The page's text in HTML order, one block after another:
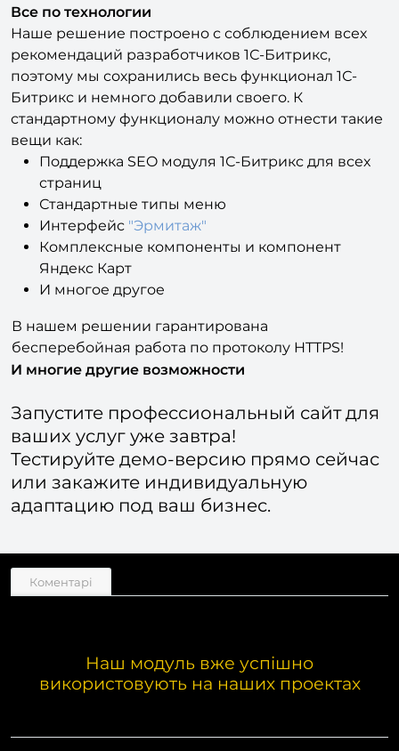
Все по технологии
Наше решение построено с соблюдением всех
рекомендаций разработчиков 1С-Битрикс,
поэтому мы сохранились весь функционал 1С-
Битрикс и немного добавили своего. К
стандартному функционалу можно отнести такие
вещи как:
Поддержка SEO модуля 1С-Битрикс для всех
страниц
Стандартные типы меню
Интерфейс"Эрмитаж"
Комплексные компоненты и компонент
Яндекс Карт
В нашем решении гарантирована
бесперебойная работа по протоколу HTTPS!
Запустите профессиональный сайт для
ваших услуг уже завтра!
Тестируйте демо-версию прямо сейчас
или закажите индивидуальную
Наш модуль вже успішно